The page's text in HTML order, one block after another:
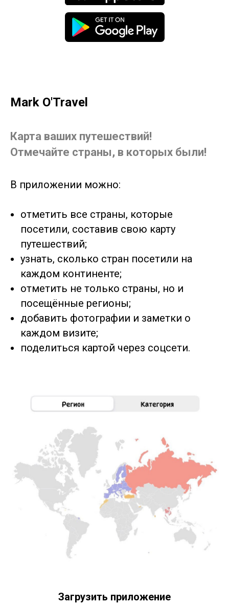
Mark O'Travel
Карта ваших путешествий!
Отмечайте страны, в которых были!
В приложении можно:
отметить все страны, которые
посетили, составив свою карту
путешествий;
узнать, сколько стран посетили на
каждом континенте;
отметить не только страны, но и
посещённые регионы;
добавить фотографии и заметки о
каждом визите;
поделиться картой через соцсети.
Загрузить приложение